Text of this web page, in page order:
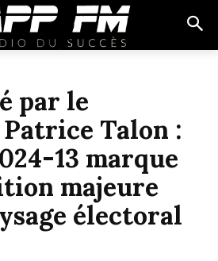
par le
Talon :
13 marque
majeure
électoral